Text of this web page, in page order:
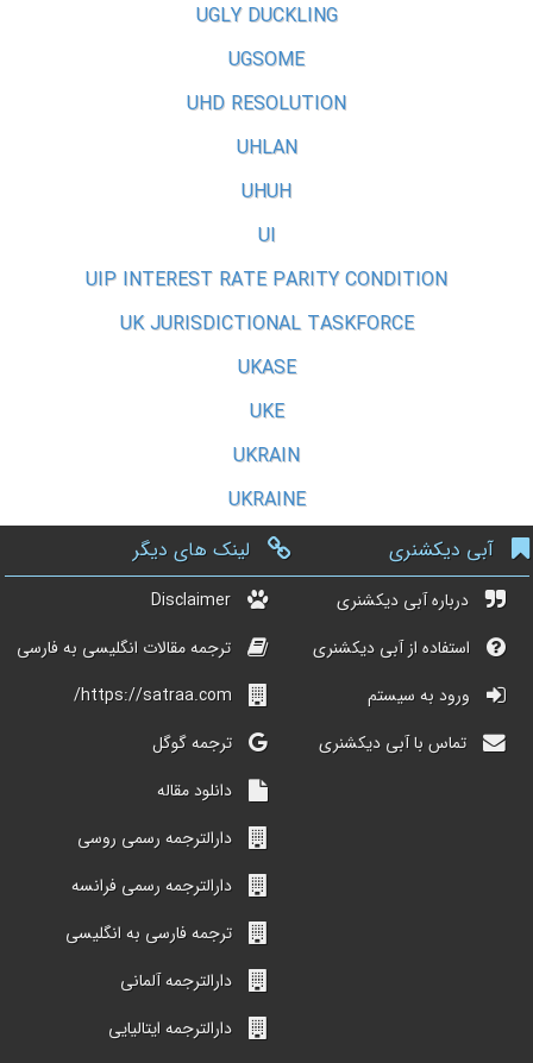
UGLY DUCKLING
UGSOME
UHD RESOLUTION
UHLAN
UHUH
UI
UIP INTEREST RATE PARITY CONDITION
UK JURISDICTIONAL TASKFORCE
UKASE
UKE
UKRAIN
UKRAINE
آبی دیکشنری
درباره آبی دیکشنری
استفاده از آبی دیکشنری
ورود به سیستم
تماس با آبی دیکشنری
لینک های دیگر
Disclaimer
ترجمه مقالات انگلیسی به فارسی
https://satraa.com/
ترجمه گوگل
دانلود مقاله
دارالترجمه رسمی روسی
دارالترجمه رسمی فرانسه
ترجمه فارسی به انگلیسی
دارالترجمه آلمانی
دارالترجمه ایتالیایی